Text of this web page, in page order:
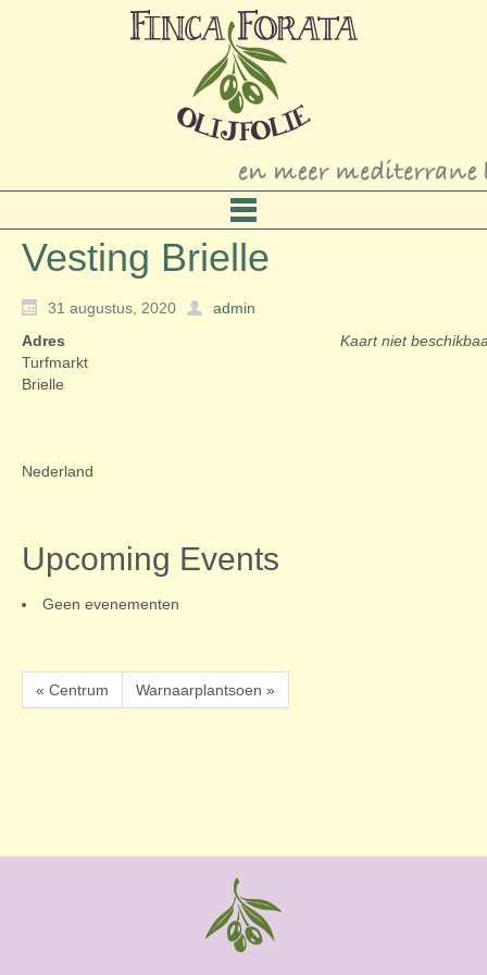
Vesting Brielle
31 augustus, 2020
admin
Kaart niet
Adres
Turfmarkt
Brielle
Nederland
Upcoming Events
Geen evenementen
« Centrum Warnaarplantsoen »